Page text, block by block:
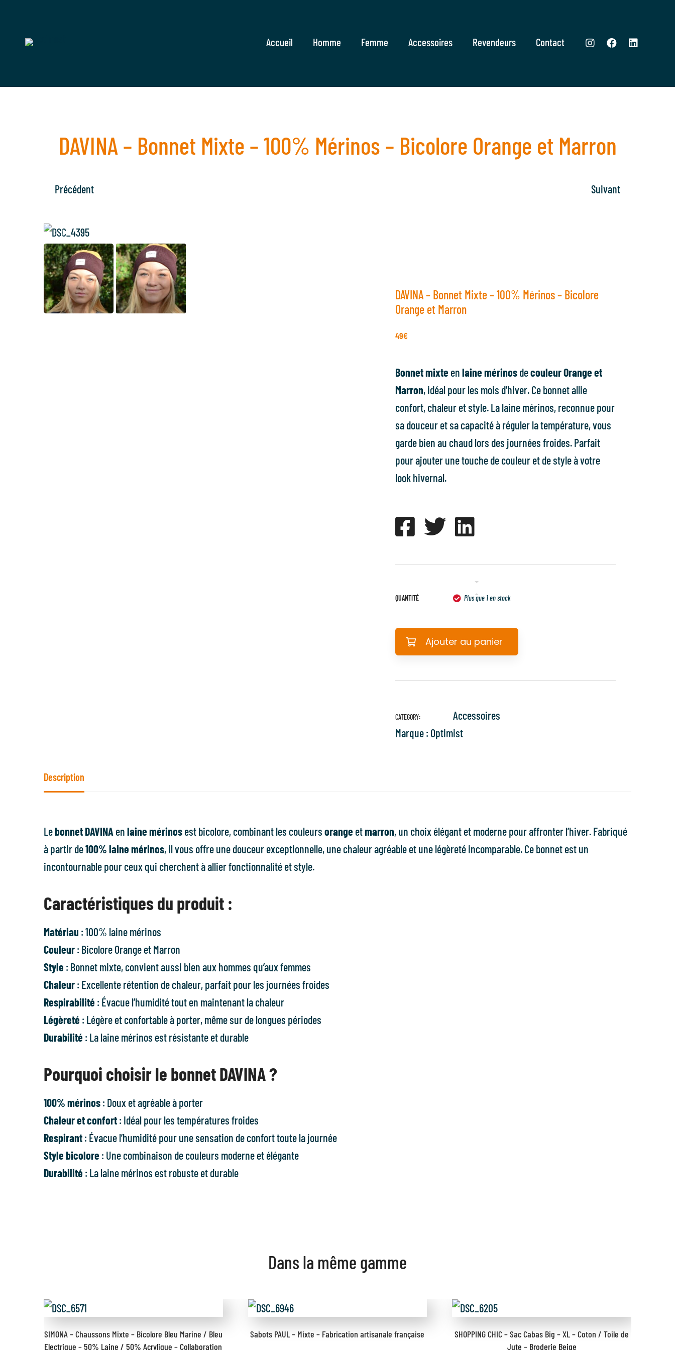
Accueil Homme Femme Accessoires Revendeurs Contact
DAVINA – Bonnet Mixte – 100% Mérinos – Bicolore Orange et Marron
Précédent Suivant
DAVINA – Bonnet Mixte – 100% Mérinos – Bicolore
Orange et Marron
49€
Bonnet mixte enlaine mérinosdecouleur Orange et
Marron, idéal pour les mois d’hiver. Ce bonnet allie
confort, chaleur et style. La laine mérinos, reconnue pour
sa douceur et sa capacité à réguler la température, vous
garde bien au chaud lors des journées froides. Parfait
pour ajouter une touche de couleur et de style à votre
look hivernal.
QUANTITÉ
QUANTITÉ DE
BICOLORE ORANGE
Plus que 1 en stock
Ajouter au panier
CATEGORY:
Accessoires
Marque : Optimist
Description
Lebonnet DAVINA enlaine mérinosest bicolore, combinant les couleursorange etmarron, un choix élégant et moderne pour affronter l’hiver. Fabriqué
à partir de100% laine mérinos, il vous offre une douceur exceptionnelle, une chaleur agréable et une légèreté incomparable. Ce bonnet est un
incontournable pour ceux qui cherchent à allier fonctionnalité et style.
Caractéristiques du produit :
Matériau : 100% laine mérinos
Couleur: Bicolore Orange et Marron
Style : Bonnet mixte, convient aussi bien aux hommes qu’aux femmes
Chaleur: Excellente rétention de chaleur, parfait pour les journées froides
Respirabilité : Évacue l’humidité tout en maintenant la chaleur
Légèreté : Légère et confortable à porter, même sur de longues périodes
Durabilité : La laine mérinos est résistante et durable
Pourquoi choisir le bonnet DAVINA ?
100% mérinos: Doux et agréable à porter
Chaleur et confort: Idéal pour les températures froides
Respirant: Évacue l’humidité pour une sensation de confort toute la journée
Style bicolore : Une combinaison de couleurs moderne et élégante
Durabilité : La laine mérinos est robuste et durable
Dans la même gamme
SIMONA – Chaussons Mixte – Bicolore Bleu Marine / Bleu
Electrique – 50% Laine / 50% Acrylique – Collaboration
Sabots PAUL – Mixte – Fabrication artisanale française
SHOPPING CHIC – Sac Cabas Big – XL – Coton / Toile de
Jute – Broderie Beige